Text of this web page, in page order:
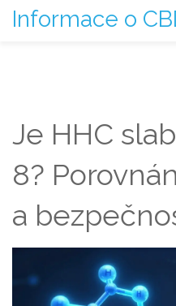
Informace o
Je HHC
8?
a